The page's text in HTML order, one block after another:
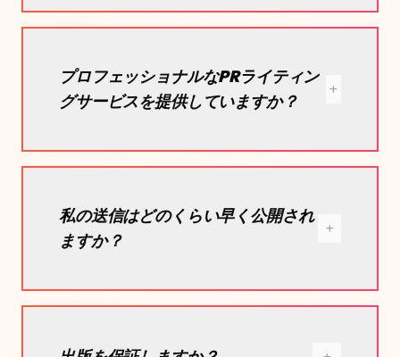
プロフェッショナルなPRライティン
グサービスを提供していますか？
私の送信はどのくらい早く公開され
ますか？